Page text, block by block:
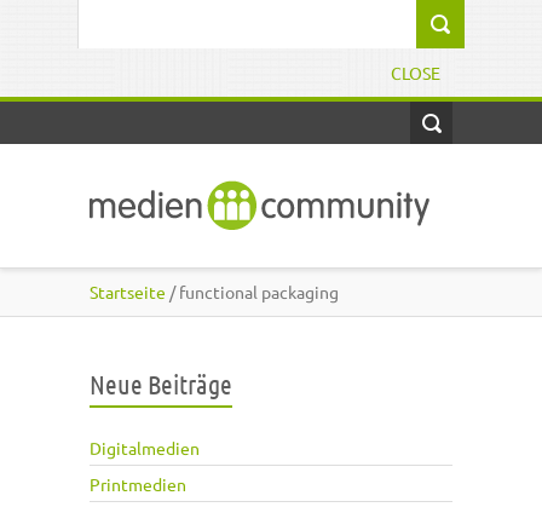
CLOSE
Startseite / functional packaging
Neue Beiträge
Digitalmedien
Printmedien